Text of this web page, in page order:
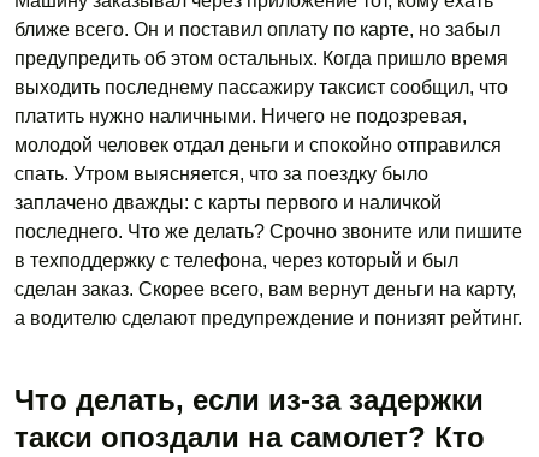
ближе всего. Он и поставил оплату по карте, но забыл
предупредить об этом остальных. Когда пришло время
выходить последнему пассажиру таксист сообщил, что
платить нужно наличными. Ничего не подозревая,
молодой человек отдал деньги и спокойно отправился
спать. Утром выясняется, что за поездку было
заплачено дважды: с карты первого и наличкой
последнего. Что же делать? Срочно звоните или пишите
в техподдержку с телефона, через который и был
сделан заказ. Скорее всего, вам вернут деньги на карту,
а водителю сделают предупреждение и понизят рейтинг.
Что делать, если из-за задержки
такси опоздали на самолет? Кто